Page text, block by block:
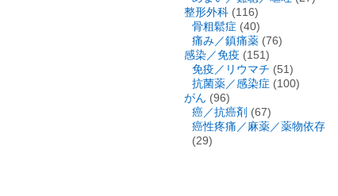
整形外科 (116)
骨粗鬆症 (40)
痛み／鎮痛薬 (76)
感染／免疫 (151)
免疫／リウマチ (51)
抗菌薬／感染症 (100)
がん (96)
癌／抗癌剤 (67)
癌性疼痛／麻薬／薬物依存
(29)